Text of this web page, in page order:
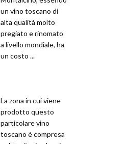
un vino toscano di
alta qualità molto
pregiato e rinomato
a livello mondiale, ha
un costo ...
La zona in cui viene
prodotto questo
particolare vino
toscano è compresa